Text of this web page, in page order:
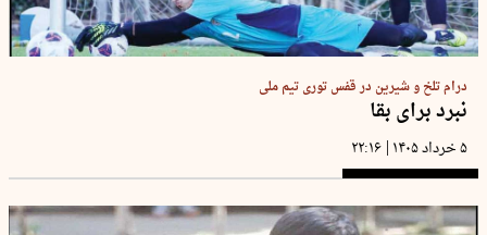
درام تلخ و شیرین در قفس توری تیم ملی
نبرد برای بقا
۵ خرداد ۱۴۰۵ | ۲۲:۱۶